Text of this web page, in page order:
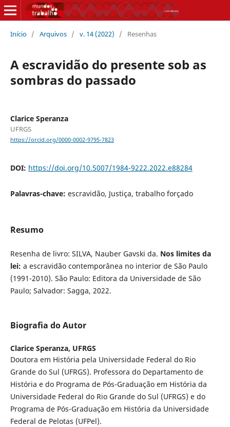
Início / Arquivos / v. 14 (2022) / Resenhas
A escravidão do presente sob as
sombras do passado
Clarice Speranza
UFRGS
https://orcid.org/0000-0002-9795-7823
DOI: https://doi.org/10.5007/1984-9222.2022.e88284
Palavras-chave: escravidão, Justiça, trabalho forçado
Resumo
Resenha de livro: SILVA, Nauber Gavski da. Nos limites da
lei: a escravidão contemporânea no interior de São Paulo
(1991-2010). São Paulo: Editora da Universidade de São
Paulo; Salvador: Sagga, 2022.
Biografia do Autor
Clarice Speranza, UFRGS
Doutora em História pela Universidade Federal do Rio
Grande do Sul (UFRGS). Professora do Departamento de
História e do Programa de Pós-Graduação em História da
Universidade Federal do Rio Grande do Sul (UFRGS) e do
Programa de Pós-Graduação em História da Universidade
Federal de Pelotas (UFPel).